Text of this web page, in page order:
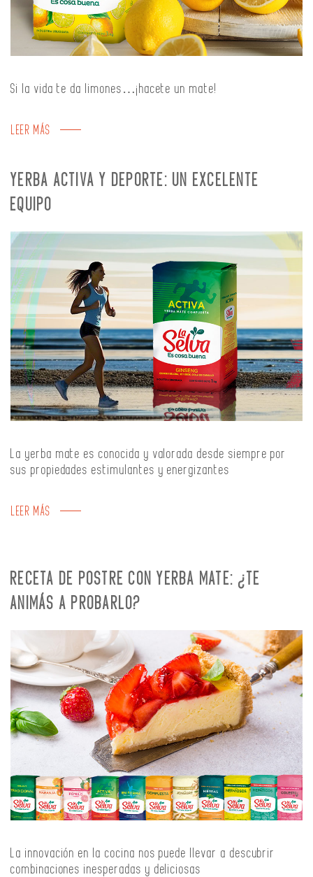
Si la vida te da limones…¡hacete un mate!
LEER MÁS
YERBA ACTIVA Y DEPORTE: UN EXCELENTE
EQUIPO
La yerba mate es conocida y valorada desde siempre por
sus propiedades estimulantes y energizantes
LEER MÁS
RECETA DE POSTRE CON YERBA MATE: ¿TE
ANIMÁS A PROBARLO?
La innovación en la cocina nos puede llevar a descubrir
combinaciones inesperadas y deliciosas